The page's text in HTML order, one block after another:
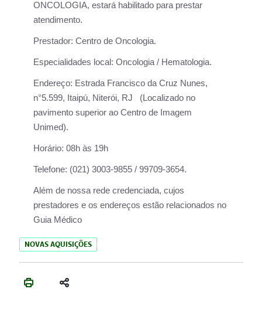
ONCOLOGIA, estará habilitado para prestar
atendimento.
Prestador: Centro de Oncologia.
Especialidades local: Oncologia / Hematologia.
Endereço: Estrada Francisco da Cruz Nunes,
n°5.599, Itaipú, Niterói, RJ (Localizado no
pavimento superior ao Centro de Imagem
Unimed).
Horário: 08h às 19h
Telefone: (021) 3003-9855 / 99709-3654.
Além de nossa rede credenciada, cujos
prestadores e os endereços estão relacionados no
Guia Médico
NOVAS AQUISIÇÕES